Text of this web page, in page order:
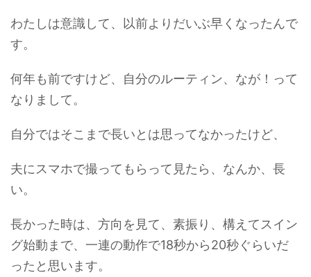
わたしは意識して、以前よりだいぶ早くなったんで
す。
何年も前ですけど、自分のルーティン、なが！って
なりまして。
自分ではそこまで長いとは思ってなかったけど、
夫にスマホで撮ってもらって見たら、なんか、長
い。
長かった時は、方向を見て、素振り、構えてスイン
グ始動まで、一連の動作で18秒から20秒ぐらいだ
ったと思います。